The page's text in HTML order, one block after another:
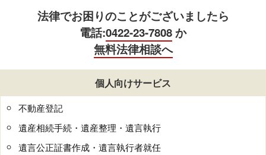
法律でお困りのことがございましたら
電話:0422-23-7808か
無料法律相談へ
個人向けサービス
不動産登記
遺産相続手続・遺産整理・遺言執行
遺言公正証書作成・遺言執行者就任